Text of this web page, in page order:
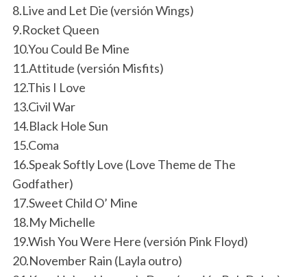
8.Live and Let Die (versión Wings)
9.Rocket Queen
10.You Could Be Mine
11.Attitude (versión Misfits)
12.This I Love
13.Civil War
14.Black Hole Sun
15.Coma
16.Speak Softly Love (Love Theme de The
Godfather)
17.Sweet Child O’ Mine
18.My Michelle
19.Wish You Were Here (versión Pink Floyd)
20.November Rain (Layla outro)